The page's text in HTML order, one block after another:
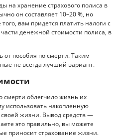
на хранение страхового полиса в
он составляет 10–20 %, но
вам придется платить налоги с
денежной стоимости полиса, в
от пособия по смерти. Таким
не всегда лучший вариант.
смерти облегчило жизнь их
использовать накопленную
жизни. Вывод средств —
это правильно, вы можете
приносит страхование жизни.